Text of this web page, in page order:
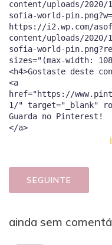
content/uploads/
sofia-world-
https://i2.wp.com/
content/uploads/
sofia-world-
sizes="(max-width:
<h4>Gostaste deste
<a
href="https://
1/" target="_blank"
Guarda no Pinterest!
SEGUINTE
ainda sem